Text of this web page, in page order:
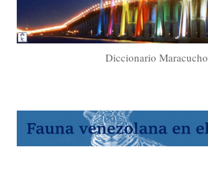
Diccionario Maracucho